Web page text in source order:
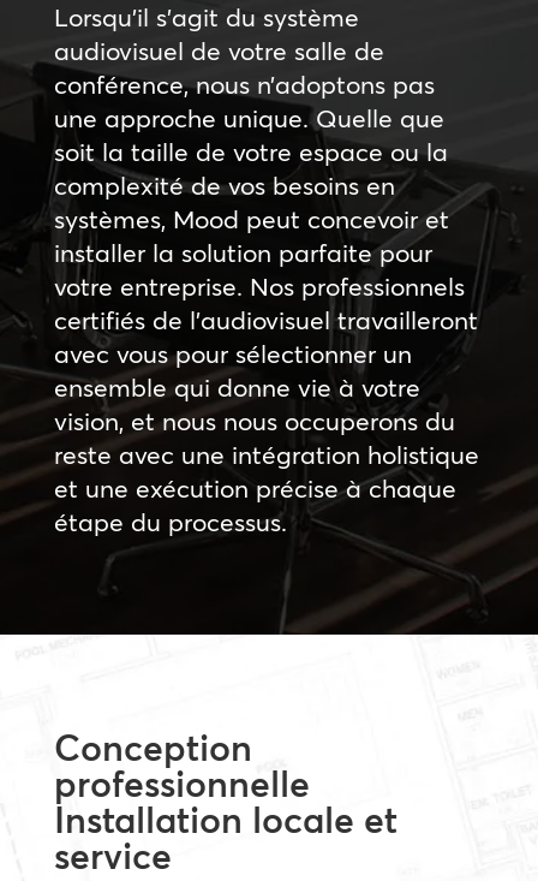
Lorsqu’il s’agit du système
audiovisuel de votre salle de
conférence, nous n’adoptons pas
une approche unique. Quelle que
soit la taille de votre espace ou la
complexité de vos besoins en
systèmes, Mood peut concevoir et
installer la solution parfaite pour
votre entreprise. Nos professionnels
certifiés de l’audiovisuel travailleront
avec vous pour sélectionner un
ensemble qui donne vie à votre
vision, et nous nous occuperons du
reste avec une intégration holistique
et une exécution précise à chaque
étape du processus.
Conception
professionnelle
Installation locale et
service